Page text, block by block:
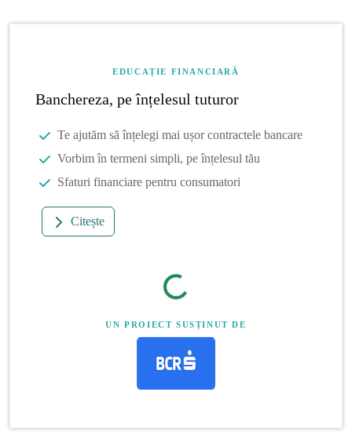
EDUCAȚIE FINANCIARĂ
Banchereza, pe înțelesul tuturor
Te ajutăm să înțelegi mai ușor contractele bancare
Vorbim în termeni simpli, pe înțelesul tău
Sfaturi financiare pentru consumatori
Citește
UN PROIECT SUSȚINUT DE